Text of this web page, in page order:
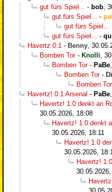
gut fürs Spiel...
- bob
gut fürs Spiel...
-
gut fürs Spiel...
gut fürs Spiel...
-
Havertz 0:1 - Benny
Bomben Tor- Knolli
Bomben Tor- PaBe
Bomben Tor-
Bomben Tor
Havertz! 0:1 Arsenal - PaBe
Havertz! 1:0 denkt an
30.05.2026, 18:08
Havertz! 1:0 denkt
30.05.2026, 18:11
Havertz! 1:0
30.05.2026,
Havertz!